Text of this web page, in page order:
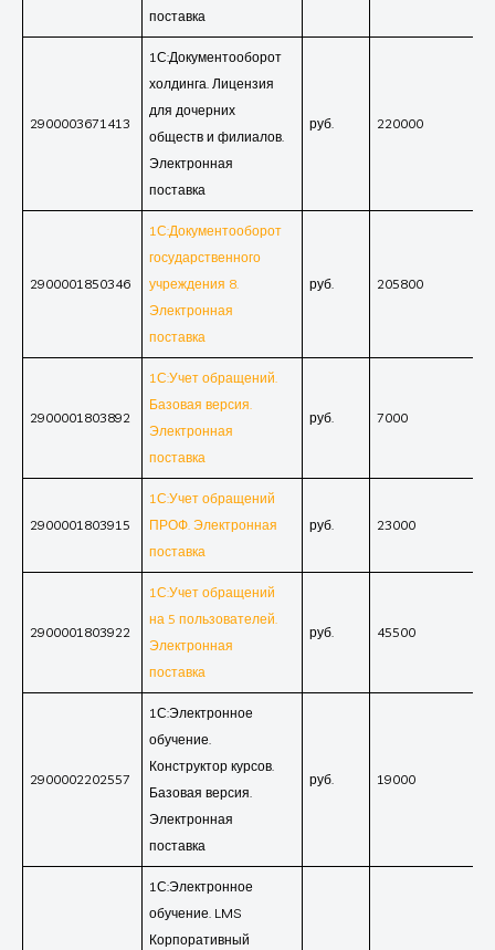
поставка
2900003671413
1С:Документооборот
холдинга. Лицензия
для дочерних
обществ и филиалов.
Электронная
поставка
руб. 220000
2900001850346
1С:Документооборот
государственного
учреждения 8.
Электронная
поставка
руб. 205800
2900001803892
1С:Учет обращений.
Базовая версия.
Электронная
поставка
руб. 7000
2900001803915
1С:Учет обращений
ПРОФ. Электронная
поставка
руб. 23000
2900001803922
1С:Учет обращений
на 5 пользователей.
Электронная
поставка
руб. 45500
2900002202557
1С:Электронное
обучение.
Конструктор курсов.
Базовая версия.
Электронная
поставка
руб. 19000
1С:Электронное
обучение. LMS
Корпоративный